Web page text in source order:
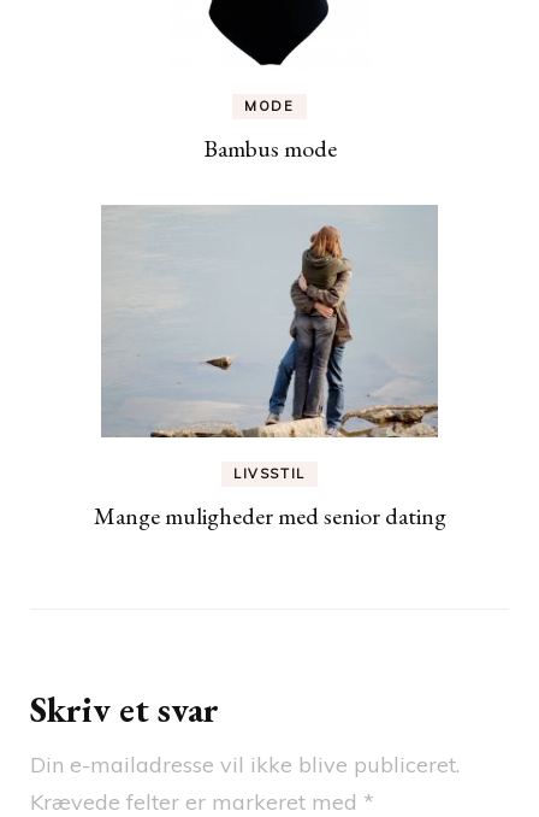
MODE
Bambus mode
LIVSSTIL
Mange muligheder med senior dating
Skriv et svar
Din e-mailadresse vil ikke blive publiceret.
Krævede felter er markeret med *